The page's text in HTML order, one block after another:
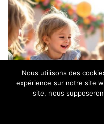
Nous utilisons des
expérience sur notre site
site, nous